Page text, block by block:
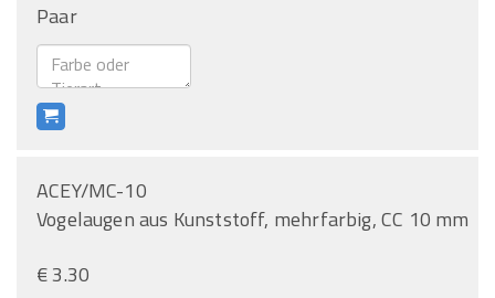
Paar
ACEY/MC-10
Vogelaugen aus Kunststoff, mehrfarbig, CC 10 mm
€ 3.30